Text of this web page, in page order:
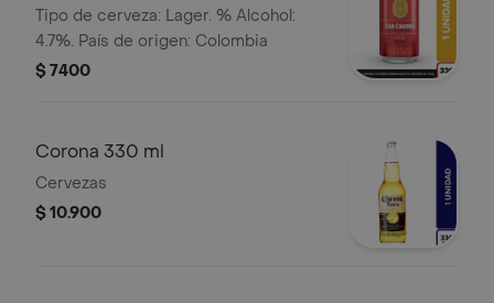
330ml
Tipo de cerveza: Lager. % Alcohol:
4.7%. País de origen: Colombia
$ 7400
Corona 330 ml
Cervezas
$ 10.900